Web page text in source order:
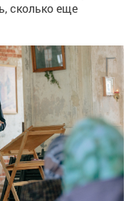
сколько еще